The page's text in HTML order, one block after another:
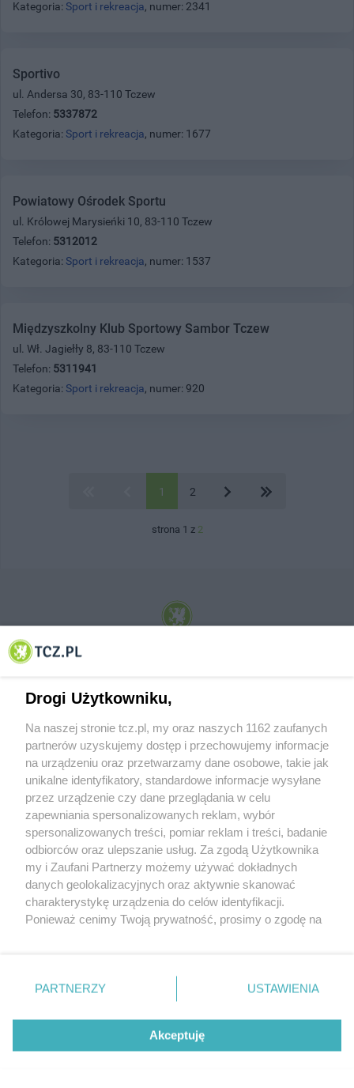
Kategoria: Sport i rekreacja, numer: 2341
Sportivo
ul. Andersa 30, 83-110 Tczew
Telefon: 5337872
Kategoria: Sport i rekreacja, numer: 1677
Powiatowy Ośrodek Sportu
ul. Królowej Marysieńki 10, 83-110 Tczew
Telefon: 5312012
Kategoria: Sport i rekreacja, numer: 1537
Międzyszkolny Klub Sportowy Sambor Tczew
ul. Wł. Jagiełły 8, 83-110 Tczew
Telefon: 5311941
Kategoria: Sport i rekreacja, numer: 920
1 2
strona 1 z 2
© 2001-2026 Tczew - TCZ.PL Sp. z o.o. Internetowy Serwis Informacyjny Miasta
O FIRMIE POLITYKA PRYWATNOŚCI HOSTING
REKLAMA WSPÓŁPRACA RSS FACEBOOK KONTAKT
Nasze serwisy
Aktualności
Tcz24
Historia miasta
Muzyka i kultura
Archiwum wydarzeń
Zdjęcia miasta
Drogi Użytkowniku,
Na naszej stronie tcz.pl, my oraz naszych 1162 zaufanych
partnerów uzyskujemy dostęp i przechowujemy informacje
na urządzeniu oraz przetwarzamy dane osobowe, takie jak
unikalne identyfikatory, standardowe informacje wysyłane
przez urządzenie czy dane przeglądania w celu
zapewniania spersonalizowanych reklam, wybór
spersonalizowanych treści, pomiar reklam i treści, badanie
odbiorców oraz ulepszanie usług. Za zgodą Użytkownika
my i Zaufani Partnerzy możemy używać dokładnych
danych geolokalizacyjnych oraz aktywnie skanować
charakterystykę urządzenia do celów identyfikacji.
Ponieważ cenimy Twoją prywatność, prosimy o zgodę na
znajdujący się w lewym dolnym rogu strony
. Niektóre
przetwarzaniu. Preferencje będą miały zastosowania tylko
PARTNERZY USTAWIENIA
Akceptuję